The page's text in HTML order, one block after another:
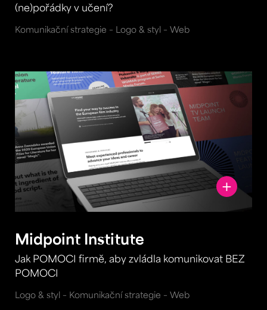
(ne)pořádky v učení?
Komunikační strategie – Logo & styl – Web
Midpoint Institute
Jak POMOCI firmě, aby zvládla komunikovat BEZ
POMOCI
Logo & styl – Komunikační strategie – Web